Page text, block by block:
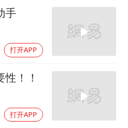
全民健身 共筑健康中国
手
打开APP
！！
打开APP